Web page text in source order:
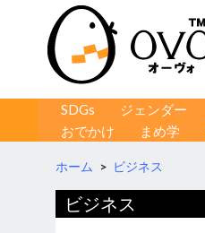
コンテンツへ移動
SDGs ジェンダー
おでかけ
まめ学
ホーム > ビジネス
ビジネス